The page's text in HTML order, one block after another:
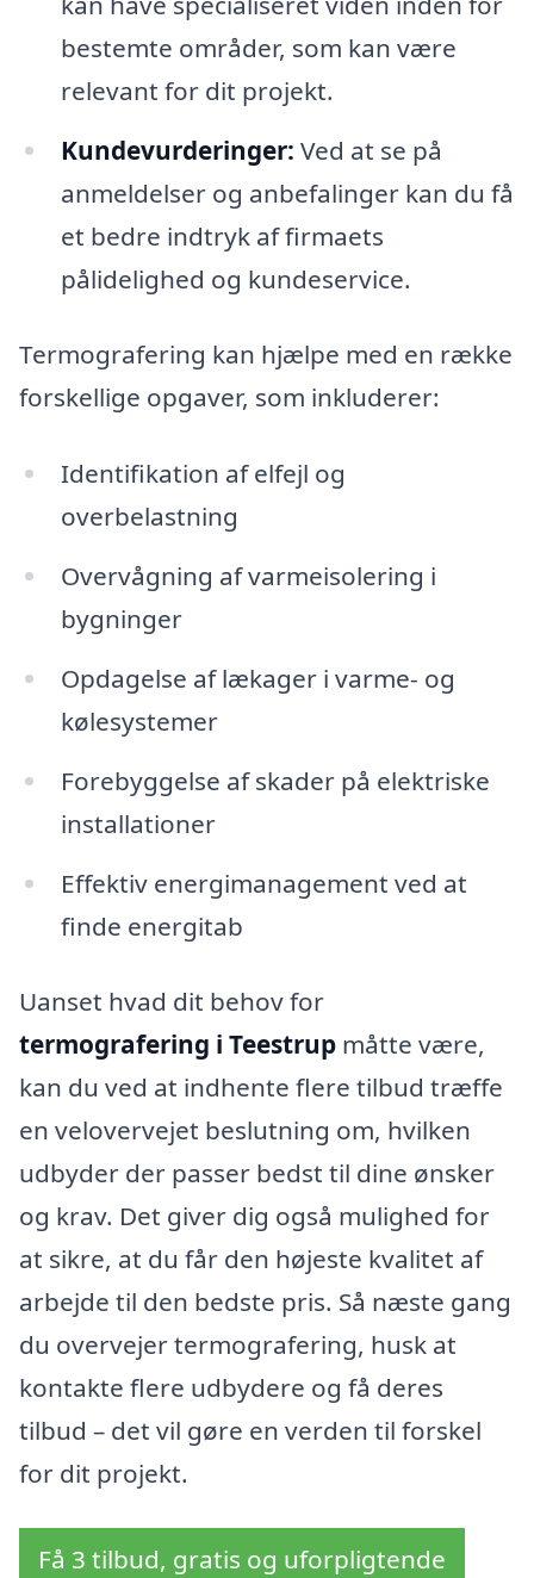
bestemte områder, som kan være
relevant for dit projekt.
Kundevurderinger: Ved at se på
anmeldelser og anbefalinger kan du få
et bedre indtryk af firmaets
pålidelighed og kundeservice.
Termografering kan hjælpe med en række
forskellige opgaver, som inkluderer:
Identifikation af elfejl og
overbelastning
Overvågning af varmeisolering i
bygninger
Opdagelse af lækager i varme- og
kølesystemer
Forebyggelse af skader på elektriske
installationer
Effektiv energimanagement ved at
finde energitab
Uanset hvad dit behov for
termografering i Teestrup måtte være,
kan du ved at indhente flere tilbud træffe
en velovervejet beslutning om, hvilken
udbyder der passer bedst til dine ønsker
og krav. Det giver dig også mulighed for
at sikre, at du får den højeste kvalitet af
arbejde til den bedste pris. Så næste gang
du overvejer termografering, husk at
kontakte flere udbydere og få deres
tilbud – det vil gøre en verden til forskel
for dit projekt.
Få 3 tilbud, gratis og uforpligtende